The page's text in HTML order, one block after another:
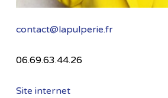
contact@lapulperie.fr
06.69.63.44.26
Site internet